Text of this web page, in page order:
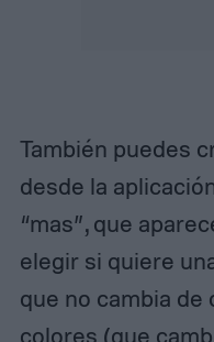
También puedes
desde la
“mas”, que
elegir si quiere
que no cambia de
colores (que